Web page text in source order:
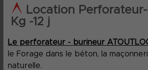
Location
Kg -12 j
Le perforateur - burineur
le Forage dans le béton, la
naturelle.